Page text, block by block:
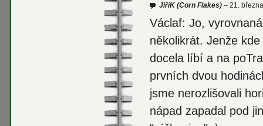
JiříK (Corn Flakes) 21.
Václaf: Jo,
několikrát. Jenže
docela líbí a na
prvních dvou
jsme nerozlišovali
nápad zapadal pod